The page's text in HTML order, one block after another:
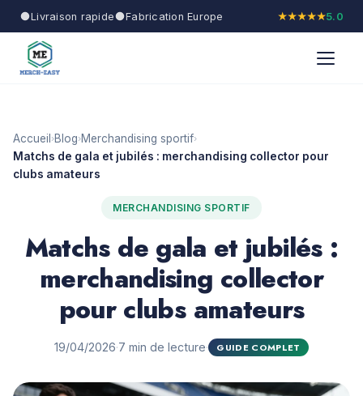
Livraison rapide Fabrication Europe ★★★★★5.0
Accueil ›Blog›Merchandising sportif›
Matchs de gala et jubilés : merchandising collector pour
clubs amateurs
MERCHANDISING SPORTIF
Matchs de gala et jubilés :
merchandising collector
pour clubs amateurs
19/04/2026·7 min de lecture· GUIDE COMPLET